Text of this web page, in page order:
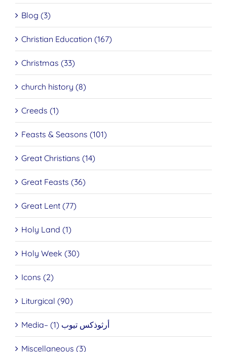
Blog (3)
Christian Education (167)
Christmas (33)
church history (8)
Creeds (1)
Feasts & Seasons (101)
Great Christians (14)
Great Feasts (36)
Great Lent (77)
Holy Land (1)
Holy Week (30)
Icons (2)
Liturgical (90)
Media– أرثوذكس تيوب (1)
Miscellaneous (3)